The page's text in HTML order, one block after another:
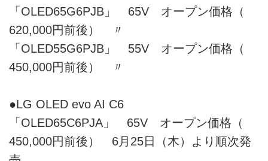
「OLED65G6PJB」 65V オープン価格（
620,000円前後） 〃
「OLED55G6PJB」 55V オープン価格（
450,000円前後） 〃
●LG OLED evo AI C6
「OLED65C6PJA」 65V オープン価格（
450,000円前後） 6月25日（木）より順次発